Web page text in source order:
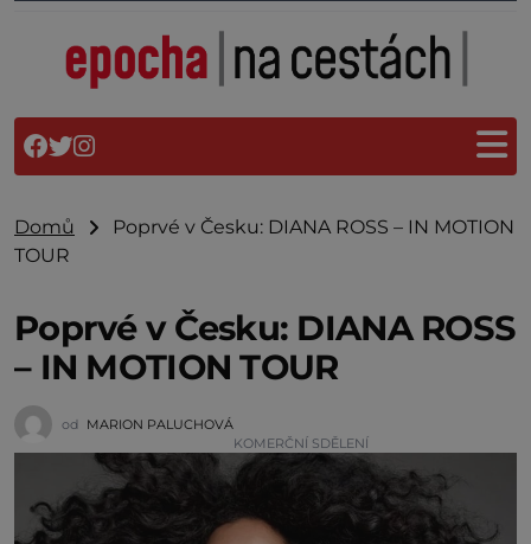
Domů
Poprvé v Česku: DIANA ROSS – IN MOTION
TOUR
Poprvé v Česku: DIANA ROSS
– IN MOTION TOUR
od MARION PALUCHOVÁ
KOMERČNÍ SDĚLENÍ